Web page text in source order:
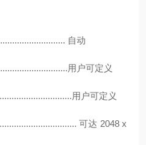
自动
用户可定义
用户可定义
可达 2048 x